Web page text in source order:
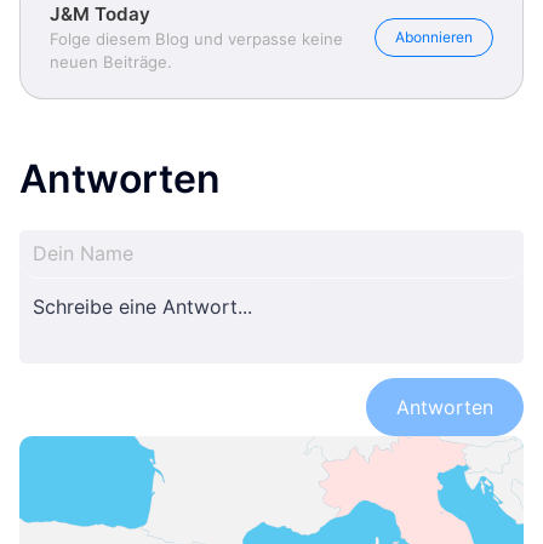
J&M Today
Folge diesem Blog und verpasse keine
neuen Beiträge.
Abonnieren
Antworten
Antworten